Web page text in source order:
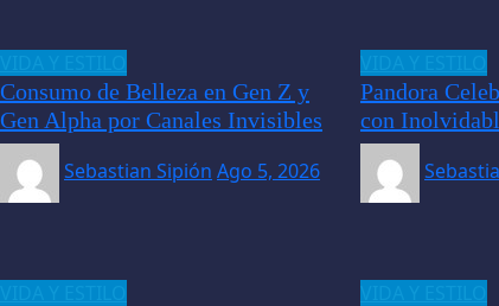
Consumo de Belleza en Gen Z y
Gen Alpha por Canales Invisibles
Sebastian Sipión Ago 5, 2026
Pandora
con